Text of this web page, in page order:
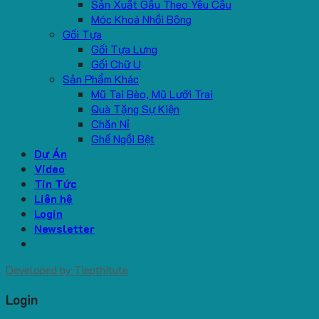
Sản Xuất Gấu Theo Yêu Cầu
Móc Khoá Nhồi Bông
Gối Tựa
Gối Tựa Lưng
Gối Chữ U
Sản Phẩm Khác
Mũ Tai Bèo, Mũ Lưỡi Trai
Quà Tặng Sự Kiện
Chăn Nỉ
Ghế Ngồi Bệt
Dự Án
Video
Tin Tức
Liên hệ
Login
Newsletter
Developed by Tiepthitute
Login